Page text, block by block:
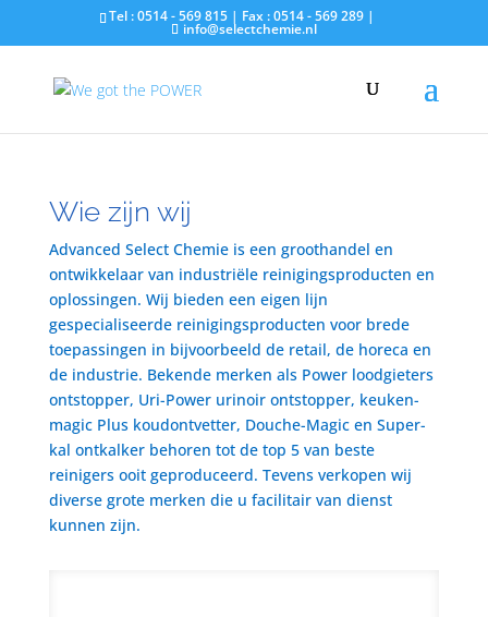
Tel : 0514 - 569 815 | Fax : 0514 - 569 289 |
info@selectchemie.nl
Wie zijn wij
Advanced Select Chemie is een groothandel en
ontwikkelaar van industriële reinigingsproducten en
oplossingen. Wij bieden een eigen lijn
gespecialiseerde reinigingsproducten voor brede
toepassingen in bijvoorbeeld de retail, de horeca en
de industrie. Bekende merken als Power loodgieters
ontstopper, Uri-Power urinoir ontstopper, keuken-
magic Plus koudontvetter, Douche-Magic en Super-
kal ontkalker behoren tot de top 5 van beste
reinigers ooit geproduceerd. Tevens verkopen wij
diverse grote merken die u facilitair van dienst
kunnen zijn.